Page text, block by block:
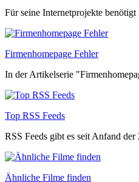
Für seine Internetprojekte
Firmenhomepage Fehler
In der Artikelserie
Top RSS Feeds
RSS Feeds gibt es seit Anfand der
Ähnliche Filme finden